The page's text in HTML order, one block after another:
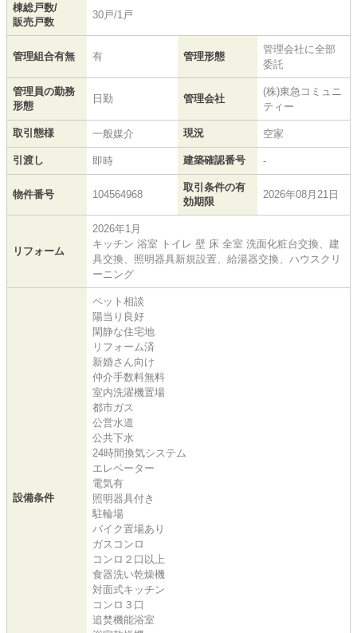
棟総戸数/
販売戸数
30戸/1戸
管理組合有無 有 管理形態
管理会社に全部
委託
管理員の勤務
形態
日勤 管理会社
(株)東急コミュニ
ティー
取引態様 一般媒介 現況 空家
引渡し 即時 建築確認番号 -
物件番号 104564968
取引条件の有
効期限
2026年08月21日
リフォーム
2026年1月
キッチン 浴室 トイレ 壁 床 全室 洗面化粧台交換、建
具交換、照明器具新規設置、給湯器交換、ハウスクリ
ーニング
設備条件
ペット相談
陽当り良好
閑静な住宅地
リフォーム済
新婚さん向け
仲介手数料無料
室内洗濯機置場
都市ガス
公営水道
公共下水
24時間換気システム
エレベーター
電気有
照明器具付き
駐輪場
バイク置場あり
ガスコンロ
コンロ２口以上
食器洗い乾燥機
対面式キッチン
コンロ３口
追焚機能浴室